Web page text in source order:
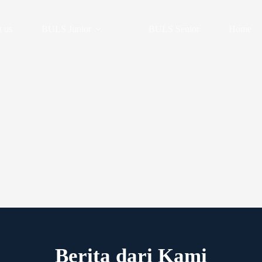
Berita dari Kami